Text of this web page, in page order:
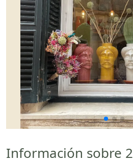
Información sobre